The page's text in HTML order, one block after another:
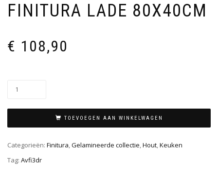
FINITURA LADE 80X40CM
€ 108,90
TOEVOEGEN AAN WINKELWAGEN
Categorieën: Finitura,Gelamineerde collectie,Hout,Keuken
Tag: Avfi3dr